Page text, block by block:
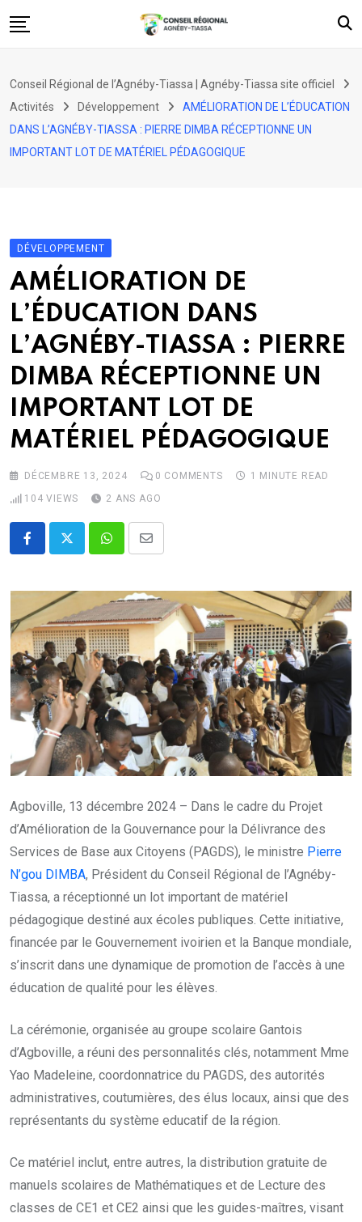
to
Le Conseil Régional
Nos projets
Découvrir
Contact
Conseil Régional de l’Agnéby-Tiassa | Agnéby-Tiassa site officiel
Activités
Développement
AMÉLIORATION DE L’ÉDUCATION
DANS L’AGNÉBY-TIASSA : PIERRE DIMBA RÉCEPTIONNE UN
IMPORTANT LOT DE MATÉRIEL PÉDAGOGIQUE
DÉVELOPPEMENT
AMÉLIORATION DE
L’ÉDUCATION DANS
L’AGNÉBY-TIASSA : PIERRE
DIMBA RÉCEPTIONNE UN
IMPORTANT LOT DE
MATÉRIEL PÉDAGOGIQUE
DÉCEMBRE 13, 2024 0 COMMENTS
1 MINUTE READ
104 VIEWS 2 ANS AGO
WhatsappShare
Email
Agboville, 13 décembre 2024 – Dans le cadre du Projet
d’Amélioration de la Gouvernance pour la Délivrance des
Services de Base aux Citoyens (PAGDS), le ministre Pierre
N’gou DIMBA, Président du Conseil Régional de l’Agnéby-
Tiassa, a réceptionné un lot important de matériel
pédagogique destiné aux écoles publiques. Cette initiative,
financée par le Gouvernement ivoirien et la Banque mondiale,
s’inscrit dans une dynamique de promotion de l’accès à une
éducation de qualité pour les élèves.
La cérémonie, organisée au groupe scolaire Gantois
d’Agboville, a réuni des personnalités clés, notamment Mme
Yao Madeleine, coordonnatrice du PAGDS, des autorités
administratives, coutumières, des élus locaux, ainsi que des
représentants du système educatif de la région.
Ce matériel inclut, entre autres, la distribution gratuite de
manuels scolaires de Mathématiques et de Lecture des
classes de CE1 et CE2 ainsi que les guides-maîtres, visant